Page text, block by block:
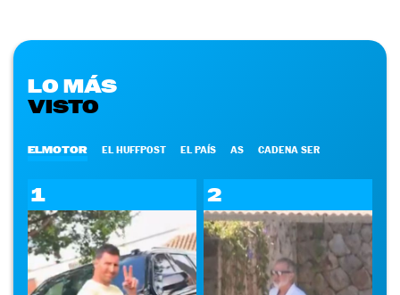
LO MÁS
VISTO
ELMOTOR EL HUFFPOST EL PAÍS AS CADENA SER
1 2